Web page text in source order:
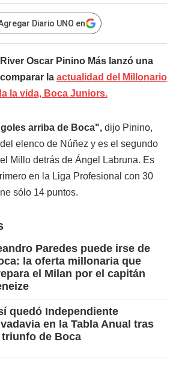
Diario UNO en
Oscar Pinino Más lanzó una
la actualidad del Millonario
la vida, Boca Juniors.
arriba de Boca", dijo Pinino,
elenco de Núñez y es el segundo
Millo detrás de Ángel Labruna. Es
en la Liga Profesional con 30
sólo 14 puntos.
Paredes puede irse de
la oferta millonaria que
el Milan por el capitán
quedó Independiente
en la Tabla Anual tras
triunfo de Boca